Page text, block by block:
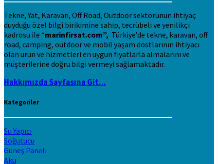
Tekne, Yat, Karavan, Off Road, Outdoor sektörünün ihtiyaç
duyduğu özel bilgi birikimine sahip, tecrübeli ve yenilikçi
kadrosu ile “marinfirsat.com”, Türkiye’de tekne, karavan, off
road, camping, outdoor ve mobil yaşam dostlarının ihtiyacı
olan ürün ve hizmetleri en uygun fiyatlarla almalarını ve
müşterilerine doğru bilgi vermeyi sağlamaktadır.
Hakkımızda Sayfasına Git...
Kategoriler
Su Yapıcı
Soğutucu
Güneş Paneli
Akü